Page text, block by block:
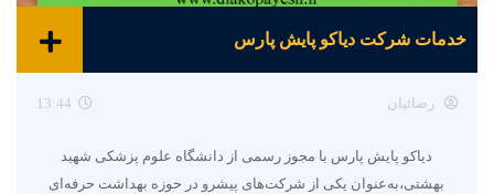
خدمات شرکت دیاکو پایش پارس
رضائیان 13:44
دیاکو پایش پارس با مجوز رسمی از دانشگاه علوم پزشکی شهید
بهشتی،به‌عنوان یکی از شرکت‌های پیشرو در حوزه بهداشت حرفه‌ای